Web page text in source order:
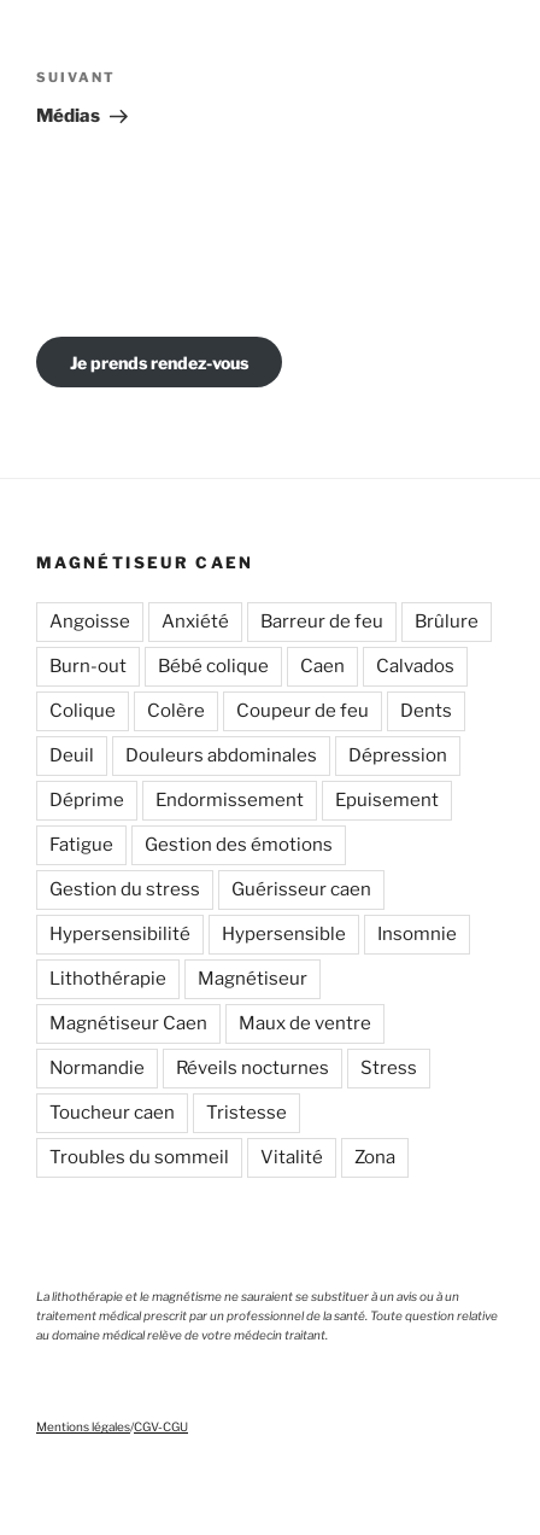
de
l’article
Article
suivant
SUIVANT
Médias
Je prends rendez-vous
MAGNÉTISEUR CAEN
Angoisse Anxiété Barreur de feu Brûlure
Burn-out Bébé colique Caen Calvados
Colique Colère Coupeur de feu Dents
Deuil Douleurs abdominales Dépression
Déprime Endormissement Epuisement
Fatigue Gestion des émotions
Gestion du stress Guérisseur caen
Hypersensibilité Hypersensible Insomnie
Lithothérapie Magnétiseur
Magnétiseur Caen Maux de ventre
Normandie Réveils nocturnes Stress
Toucheur caen Tristesse
Troubles du sommeil Vitalité Zona
La lithothérapie et le magnétisme ne sauraient se substituer à un avis ou à un
traitement médical prescrit par un professionnel de la santé. Toute question relative
au domaine médical relève de votre médecin traitant.
Mentions légales/CGV-CGU